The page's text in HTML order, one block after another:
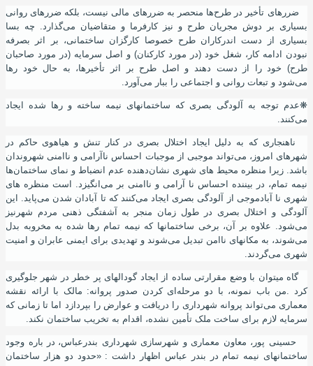
ضررهای تأخیر در طرح‌ها منحصر به ضررهای مالی نیست، بلکه ضررهای روانی
بسیاری بر دوش مجریان طرح و نیز کارفرما و متقاضیان می‌گذارد. چه بسا
بسیاری از دست اندرکاران طرح خصوصا کارگزان ساختمانی، بر اثر بصرفه
نبودن ادامه کار ، شغل خود (در مورد کارکنان) و اصل سرمایه (در مورد صاحبان
طرح) خود را از دست دهند و اصل طرح بر اثر تأخیرها، به حال خود رها
می‌شود و تبعات روانی و اجتماعی را ببار می‌ ورد.
❋عدم توجه به آلودگی بصری که ساختمانهای نیمه ساخته و رها شده ایجاد
می‌کنند.
ناهنجاری که به دلیل ایجاد اختلال بصری در کنار تنش و هیاهوی حاکم در
شهرهای امروز، می‌تواند موجبی از موجبات احساس ناآرامی و ناامنی شهروندان
باشد. زیرا منظره محیط های شهری نشان‌دهنده عدم انضباط و نمای ساختمان‌ها
نیمه تمام، در بیننده احساس نا آرامی و ناامنی بر می‌انگیزد. است منظره های
شهری نا
باد موجی از آلودگی بصری ایجاد می‌کنند که تا
بادان شدن می‌پاید. این
آلودگی و اختلال بصری در طول زمان منجر به آشفتگی ذهنی مردم شهرنیز
می‌شود. علاوه بر آن، برخی ساختمانها که نیمه تمام رها شده به مخروبه بدل
می‌شوند ، به مکانهای ناامن تبدیل می‌شوند و تهدیدی برای ایمنی عابران و امنیت
شهری می‌گردند.
گاه میتوان با وضع مقرارتی ساده از ایجاد گودالهای پر خطر در شهر جلوگیری
کرد .من باب نمونه، با دو مرحله‌ای کردن صدور پروانه: مالک با ارائه نقشه
معماری می‌تواند پروانه شهرداری را دریافت و عوارض را بپردازد اما تا زمانی که
سرمایه لازم برای ساخت ملک تأمین نشده، اقدام به تخریب ساختمان نکند.
حسینی پور ، معاون معماری و شهرسازی شهرداری بندرعباس، در باره وجود
ساختمانهای نیمه تمام در بندر عباس اظهار داشت : «حدود دو هزار ساختمان